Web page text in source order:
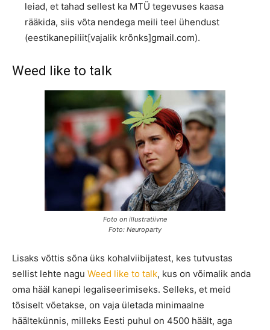
leiad, et tahad sellest ka MTÜ tegevuses kaasa
rääkida, siis võta nendega meili teel ühendust
(eestikanepiliit[vajalik krõnks]gmail.com).
Weed like to talk
Foto on illustratiivne
Foto: Neuroparty
Lisaks võttis sõna üks kohalviibijatest, kes tutvustas
sellist lehte nagu Weed like to talk, kus on võimalik anda
oma hääl kanepi legaliseerimiseks. Selleks, et meid
tõsiselt võetakse, on vaja ületada minimaalne
häältekünnis, milleks Eesti puhul on 4500 häält, aga